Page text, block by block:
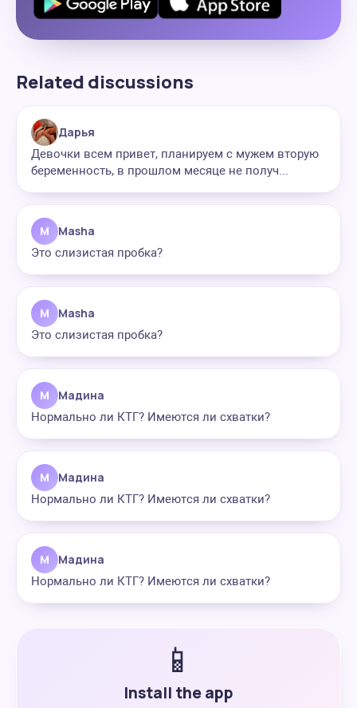
Related discussions
Дарья
Девочки всем привет, планируем с мужем вторую
беременность, в прошлом месяце не получ...
M Masha
Это слизистая пробка?
M Masha
Это слизистая пробка?
М Мадина
Нормально ли КТГ? Имеются ли схватки?
М Мадина
Нормально ли КТГ? Имеются ли схватки?
М Мадина
Нормально ли КТГ? Имеются ли схватки?
📱
Install the app